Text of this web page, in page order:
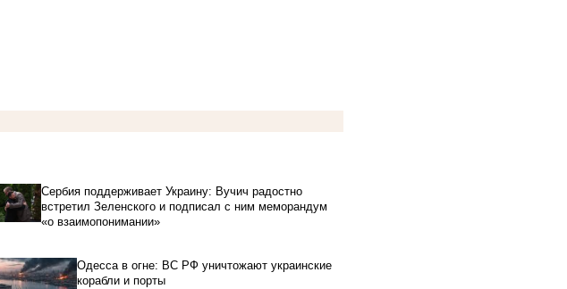
Сербия поддерживает Украину: Вучич радостно
встретил Зеленского и подписал с ним меморандум
«о взаимопонимании»
Одесса в огне: ВС РФ уничтожают украинские
корабли и порты